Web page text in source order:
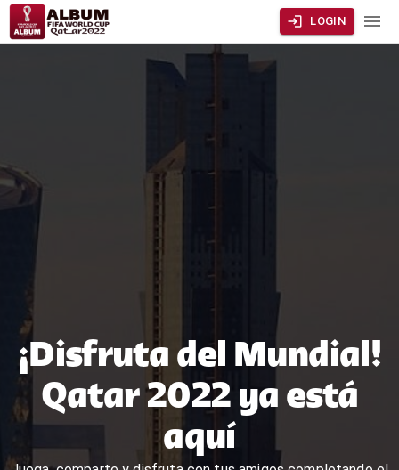
LOGIN
¡Disfruta del Mundial!
Qatar 2022 ya está
aquí